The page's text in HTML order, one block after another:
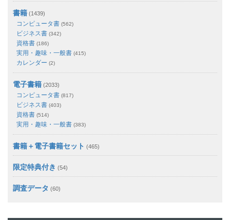
書籍 (1439)
コンピュータ書 (562)
ビジネス書 (342)
資格書 (186)
実用・趣味・一般書 (415)
カレンダー (2)
電子書籍 (2033)
コンピュータ書 (817)
ビジネス書 (403)
資格書 (514)
実用・趣味・一般書 (383)
書籍＋電子書籍セット (465)
限定特典付き (54)
調査データ (60)